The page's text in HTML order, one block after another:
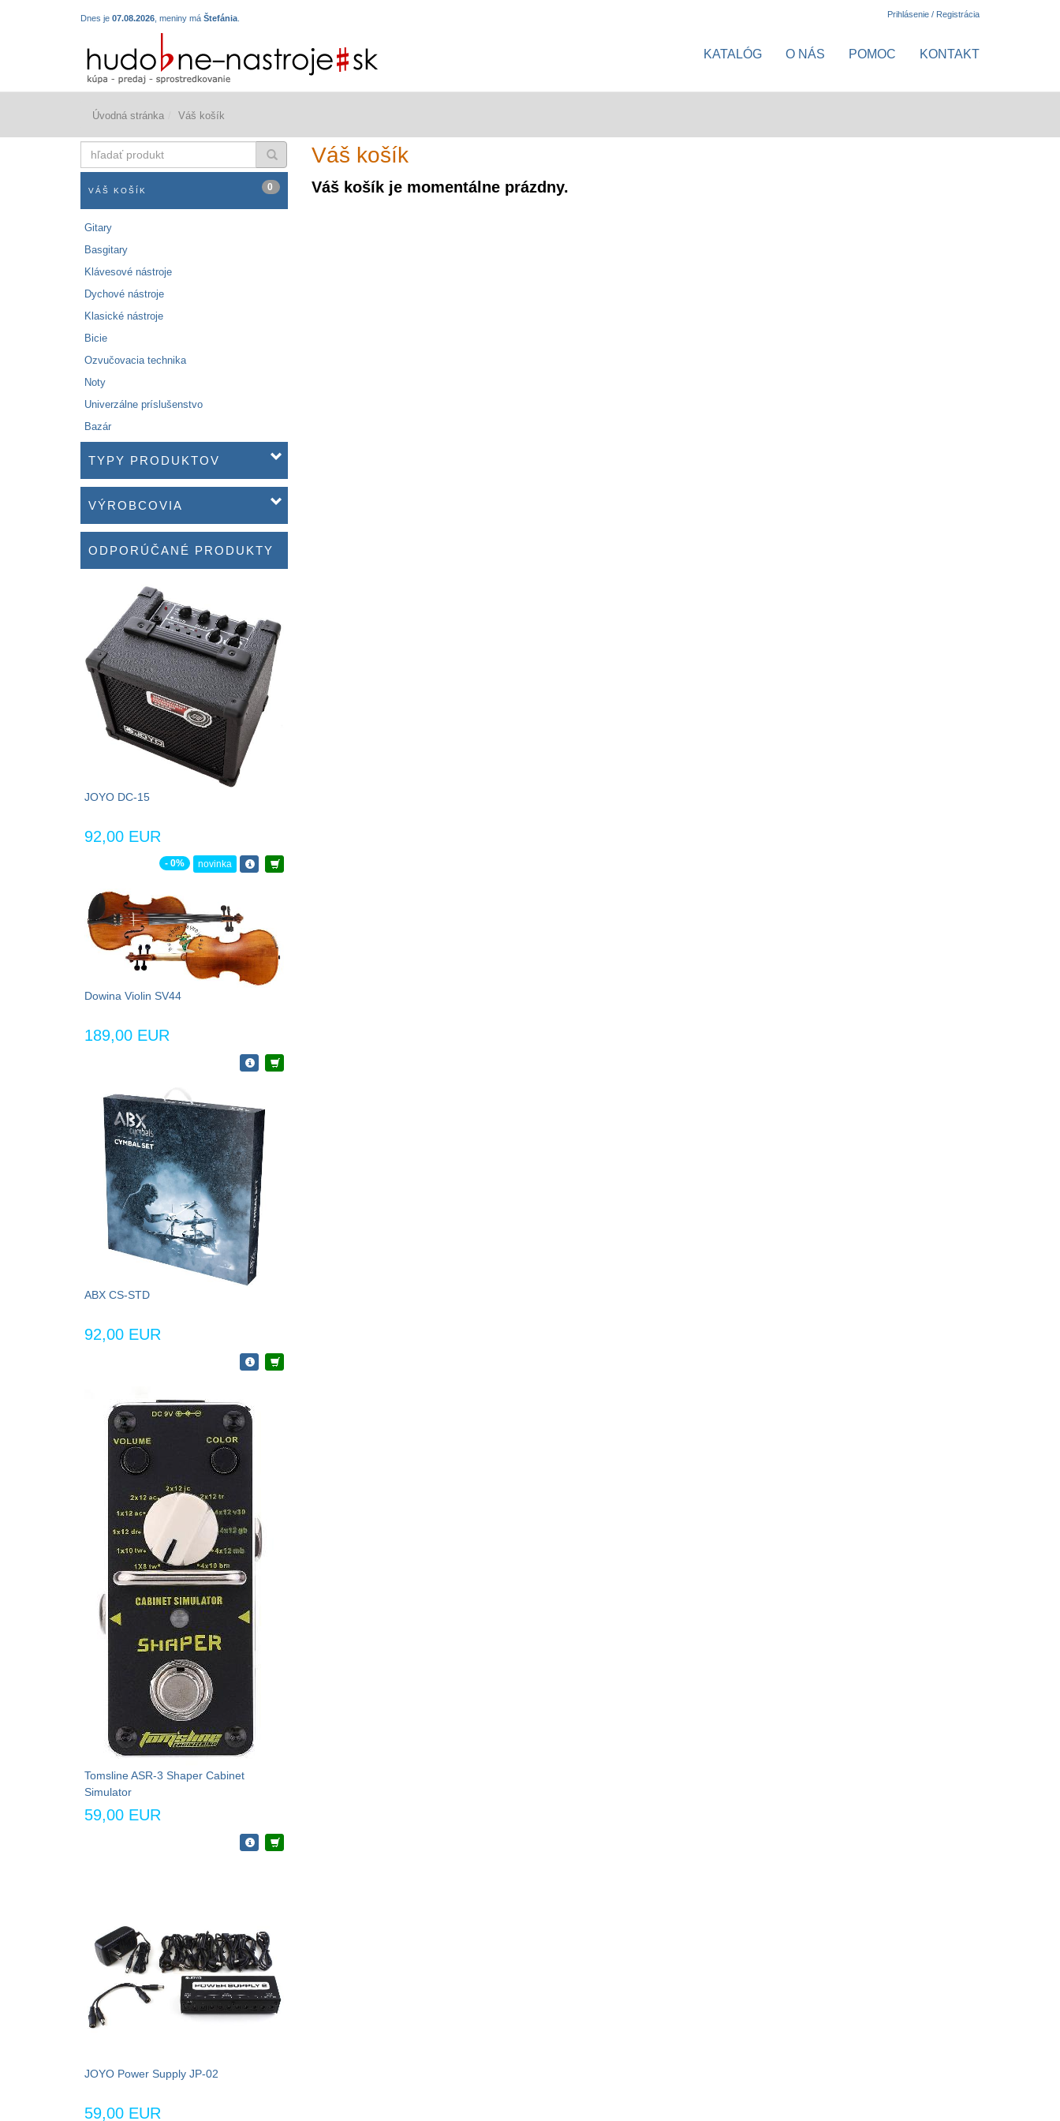
Dnes je 07.08.2026 , meniny má Štefánia Prihlásenie / Registrácia
KATALÓG O NÁS POMOC KONTAKT
Úvodná stránka Váš košík
produkt
VÁŠ KOŠÍK 0
Gitary
Basgitary
Klávesové nástroje
Dychové nástroje
Klasické nástroje
Bicie
Ozvučovacia technika
Noty
Univerzálne príslušenstvo
Bazár
TYPY PRODUKTOV
VÝROBCOVIA
ODPORÚČANÉ PRODUKTY
JOYO DC-15
92,00 EUR
- 0% novinka
Dowina Violin SV44
189,00 EUR
ABX CS-STD
92,00 EUR
Tomsline ASR-3 Shaper Cabinet
Simulator
59,00 EUR
JOYO Power Supply JP-02
59,00 EUR
Váš košík
Váš košík je momentálne prázdny.